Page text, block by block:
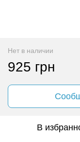
Нет в наличии
925 грн
В